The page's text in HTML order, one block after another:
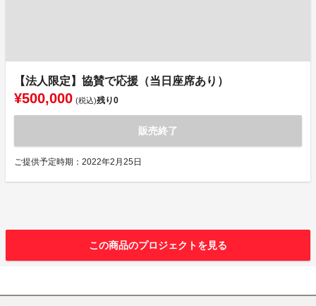
【法人限定】協賛で応援（当日座席あり）
¥500,000 (税込)残り0
販売終了
ご提供予定時期：2022年2月25日
この商品のプロジェクトを見る